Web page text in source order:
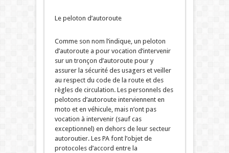
Le peloton d’autoroute
Comme son nom l’indique, un peloton
d’autoroute a pour vocation d’intervenir
sur un tronçon d’autoroute pour y
assurer la sécurité des usagers et veiller
au respect du code de la route et des
règles de circulation. Les personnels des
pelotons d’autoroute interviennent en
moto et en véhicule, mais n’ont pas
vocation à intervenir (sauf cas
exceptionnel) en dehors de leur secteur
autoroutier. Les PA font l’objet de
protocoles d’accord entre la